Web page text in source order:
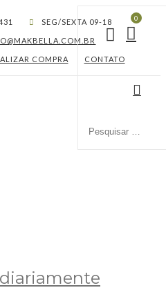
SEG/SEXTA 09-18
COMPRA CONTATO
0